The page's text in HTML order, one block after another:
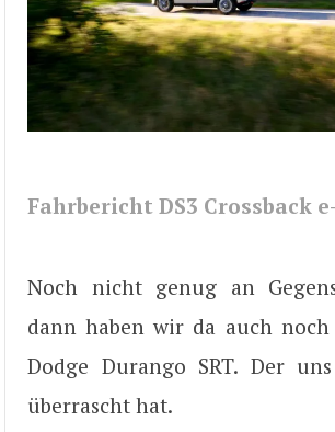
Fahrbericht DS3 Crossback
Noch nicht genug an
dann haben wir da auch noch
Dodge Durango SRT. Der
überrascht hat.